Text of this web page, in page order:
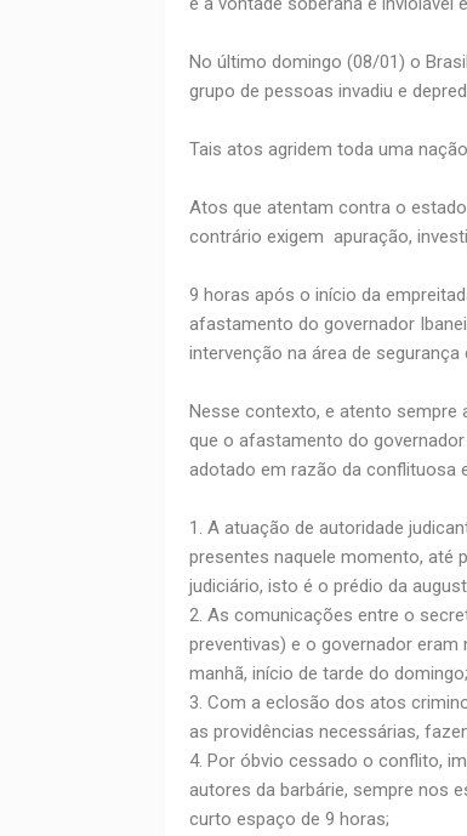
No último domingo (08/01) o
grupo de pessoas invadiu e
Tais atos agridem toda uma
Atos que atentam contra o
contrário exigem apuração,
9 horas após o início da
afastamento do governador
intervenção na área de segurança
Nesse contexto, e atento sempre
que o afastamento do
adotado em razão da conflituosa
1. A atuação de autoridade
presentes naquele momento, até
judiciário, isto é o prédio da
2. As comunicações entre o
preventivas) e o governador
manhã, início de tarde do domingo;
3. Com a eclosão dos atos
as providências necessárias,
4. Por óbvio cessado o conflito,
autores da barbárie, sempre nos
curto espaço de 9 horas;